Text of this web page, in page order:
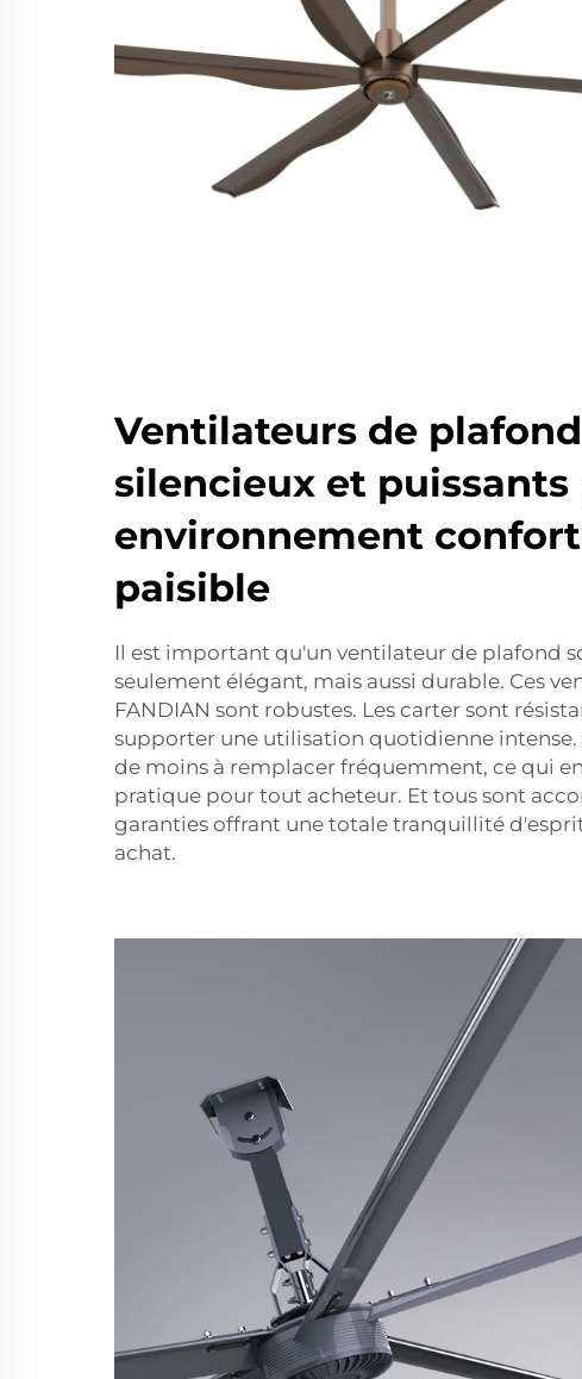
Ventilateurs de plafond
silencieux et puissants
environnement
paisible
Il est important qu'un ventilateur de plafond
seulement élégant, mais aussi durable. Ces
FANDIAN sont robustes. Les carter sont
supporter une utilisation quotidienne intense.
de moins à remplacer fréquemment, ce qui
pratique pour tout acheteur. Et tous sont
garanties offrant une totale tranquillité
achat.